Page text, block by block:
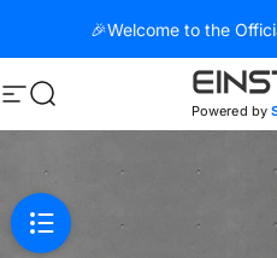
🎉Welcome to the
Seitennavigation
Suche Powered by